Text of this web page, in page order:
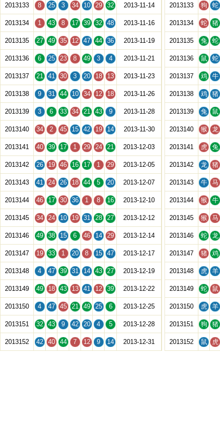
2013133 8 25 3 34 10 29 32 2013-11-14
2013134 1 43 8 17 39 32 48 2013-11-16
2013135 27 49 35 12 47 44 36 2013-11-19
2013136 6 25 23 8 49 3 4 2013-11-21
2013137 21 41 30 3 20 18 13 2013-11-23
2013138 9 31 44 10 34 12 18 2013-11-26
2013139 3 6 33 34 21 43 9 2013-11-28
2013140 34 2 45 15 42 19 14 2013-11-30
2013141 40 39 17 1 29 24 21 2013-12-03
2013142 26 19 46 16 17 1 29 2013-12-05
2013143 41 24 26 18 44 5 20 2013-12-07
2013144 46 17 30 36 1 8 16 2013-12-10
2013145 34 24 10 19 31 28 27 2013-12-12
2013146 49 38 15 6 46 14 29 2013-12-14
2013147 19 33 1 20 8 15 47 2013-12-17
2013148 4 47 39 31 14 43 27 2013-12-19
2013149 49 18 43 13 41 12 39 2013-12-22
2013150 4 47 45 21 49 25 6 2013-12-25
2013151 32 43 9 42 20 4 5 2013-12-28
2013152 42 40 44 7 12 9 14 2013-12-31
2013133 狗 蛇
2013134 蛇 猪
2013135 兔 蛇
2013136 鼠 蛇
2013137 鸡 牛
2013138 鸡 猪
2013139 兔 鼠
2013140 猴 龙
2013141 虎 兔
2013142 龙 猪
2013143 牛 马
2013144 猴 牛
2013145 猴 马
2013146 蛇 龙
2013147 猪 鸡
2013148 虎 羊
2013149 蛇 鼠
2013150 虎 羊
2013151 狗 猪
2013152 鼠 虎